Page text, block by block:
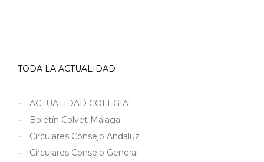
TODA LA ACTUALIDAD
ACTUALIDAD COLEGIAL
Boletín Colvet Málaga
Circulares Consejo Andaluz
Circulares Consejo General